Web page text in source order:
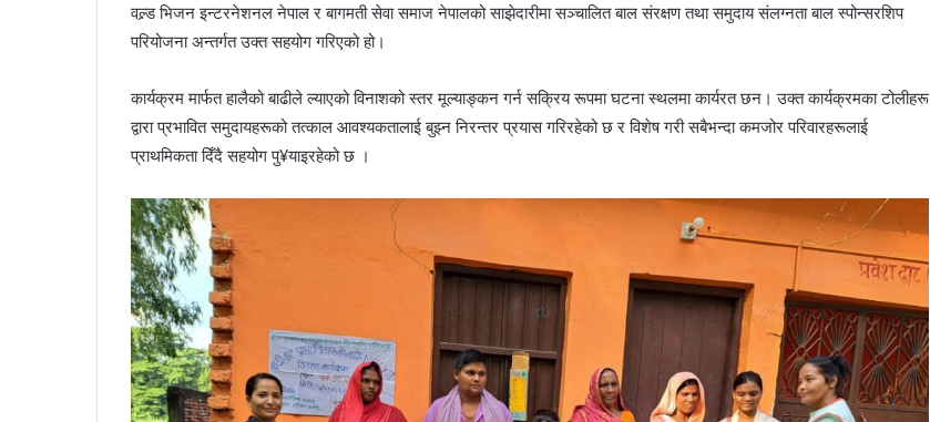
वल्र्ड भिजन इन्टरनेशनल नेपाल र बागमती सेवा समाज नेपालको साझेदारीमा सञ्चालित बाल संरक्षण तथा समुदाय संलग्नता बाल स्पोन्सरशिप
परियोजना अन्तर्गत उक्त सहयोग गरिएको हो।
कार्यक्रम मार्फत हालैको बाढीले ल्याएको विनाशको स्तर मूल्याङ्कन गर्न सक्रिय रूपमा घटना स्थलमा कार्यरत छन। उक्त कार्यक्रमका टोलीहरू
द्वारा प्रभावित समुदायहरूको तत्काल आवश्यकतालाई बुझ्न निरन्तर प्रयास गरिरहेको छ र विशेष गरी सबैभन्दा कमजोर परिवारहरूलाई
प्राथमिकता दिँदै सहयोग पु¥याइरहेको छ ।